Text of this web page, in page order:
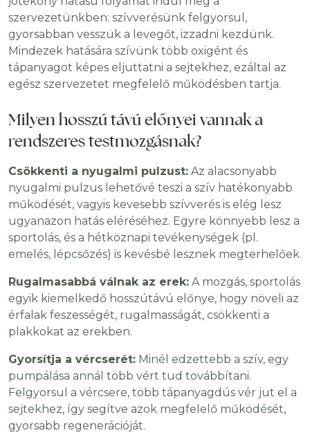
szervezetünkben: szívverésünk felgyorsul,
gyorsabban vesszük a levegőt, izzadni kezdünk.
Mindezek hatására szívünk több oxigént és
tápanyagot képes eljuttatni a sejtekhez, ezáltal az
egész szervezetet megfelelő működésben tartja.
Milyen hosszú távú előnyei vannak a
rendszeres testmozgásnak?
Csökkenti a nyugalmi pulzust: Az alacsonyabb
nyugalmi pulzus lehetővé teszi a szív hatékonyabb
működését, vagyis kevesebb szívverés is elég lesz
ugyanazon hatás eléréséhez. Egyre könnyebb lesz a
sportolás, és a hétköznapi tevékenységek (pl.
emelés, lépcsőzés) is kevésbé lesznek megterhelőek.
Rugalmasabbá válnak az erek: A mozgás, sportolás
egyik kiemelkedő hosszútávú előnye, hogy növeli az
érfalak feszességét, rugalmasságát, csökkenti a
plakkokat az erekben.
Gyorsítja a vércserét: Minél edzettebb a szív, egy
pumpálása annál több vért tud továbbítani.
Felgyorsul a vércsere, több tápanyagdús vér jut el a
sejtekhez, így segítve azok megfelelő működését,
gyorsabb regenerációját.